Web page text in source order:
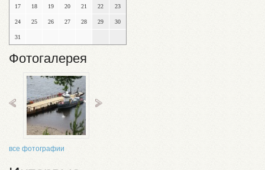
17 18 19 20 21 22 23
24 25 26 27 28 29 30
31
Фотогалерея
все фотографии